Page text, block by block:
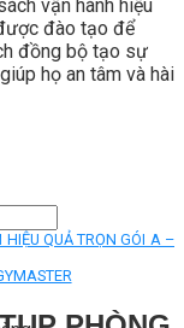
vận hành hiệu
đào tạo để
đồng bộ tạo sự
họ an tâm và hài
HIỆU QUẢ TRỌN GÓI A –